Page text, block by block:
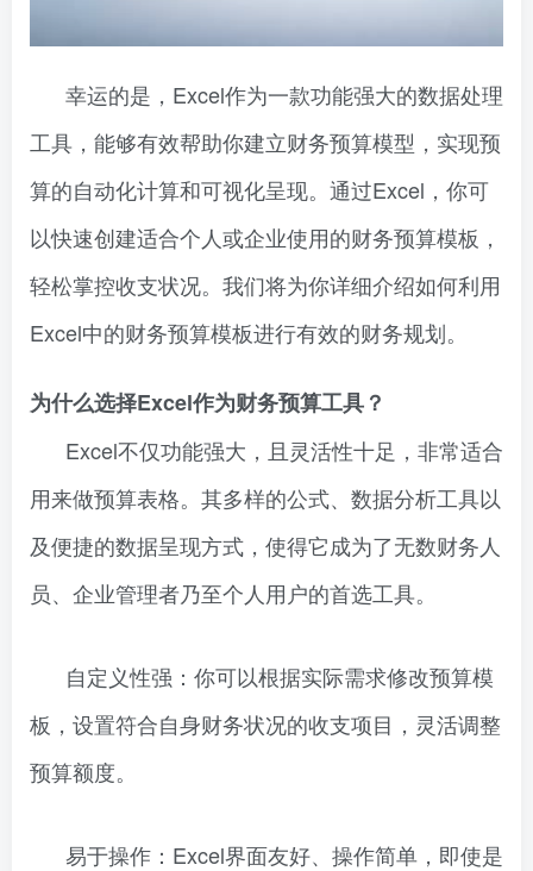
幸运的是，Excel作为一款功能强大的数据处理
工具，能够有效帮助你建立财务预算模型，实现预
算的自动化计算和可视化呈现。通过Excel，你可
以快速创建适合个人或企业使用的财务预算模板，
轻松掌控收支状况。我们将为你详细介绍如何利用
Excel中的财务预算模板进行有效的财务规划。
为什么选择Excel作为财务预算工具？
Excel不仅功能强大，且灵活性十足，非常适合
用来做预算表格。其多样的公式、数据分析工具以
及便捷的数据呈现方式，使得它成为了无数财务人
员、企业管理者乃至个人用户的首选工具。
自定义性强：你可以根据实际需求修改预算模
板，设置符合自身财务状况的收支项目，灵活调整
预算额度。
易于操作：Excel界面友好、操作简单，即使是